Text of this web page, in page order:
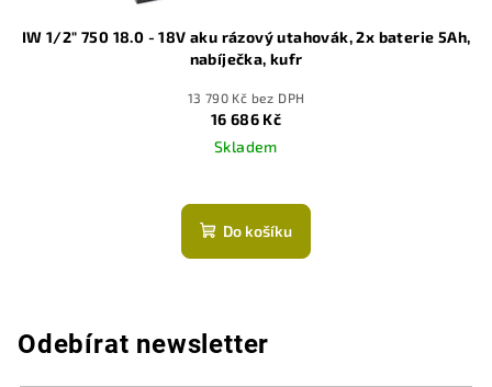
IW 1/2" 750 18.0 - 18V aku rázový utahovák, 2x baterie 5Ah,
nabíječka, kufr
13 790 Kč bez DPH
16 686 Kč
Skladem
Do košíku
Odebírat newsletter